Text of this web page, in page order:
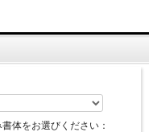
体をお選びください：